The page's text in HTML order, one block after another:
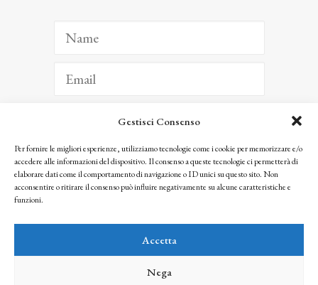
Gestisci Consenso
Per fornire le migliori esperienze, utilizziamo tecnologie come i cookie per memorizzare e/o
accedere alle informazioni del dispositivo. Il consenso a queste tecnologie ci permetterà di
elaborare dati come il comportamento di navigazione o ID unici su questo sito. Non
acconsentire o ritirare il consenso può influire negativamente su alcune caratteristiche e
funzioni.
Accetta
Nega
ISCRIVITI
Facendo clic per iscriverti, riconosci che le tue informazioni saranno trattate
seguendo la nostra Privacy Policy
© 2025 Istituto Matteucci. All right reserved
l’autorizzazione scritta dei proprietari dei diritti e dell’Istituto Matteucci